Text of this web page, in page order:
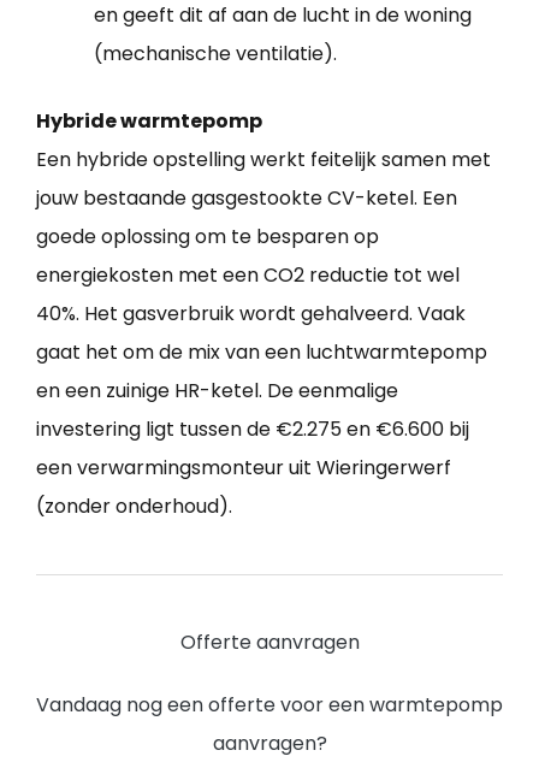
en geeft dit af aan de lucht in de woning
(mechanische ventilatie).
Hybride warmtepomp
Een hybride opstelling werkt feitelijk samen met
jouw bestaande gasgestookte CV-ketel. Een
goede oplossing om te besparen op
energiekosten met een CO2 reductie tot wel
40%. Het gasverbruik wordt gehalveerd. Vaak
gaat het om de mix van een luchtwarmtepomp
en een zuinige HR-ketel. De eenmalige
investering ligt tussen de €2.275 en €6.600 bij
een verwarmingsmonteur uit Wieringerwerf
(zonder onderhoud).
Offerte aanvragen
Vandaag nog een offerte voor een warmtepomp
aanvragen?